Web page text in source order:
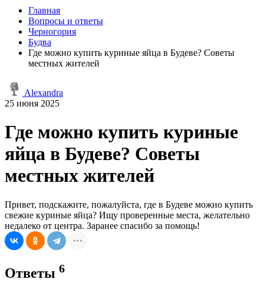
Главная
Вопросы и ответы
Черногория
Будва
Где можно купить куриные яйца в Будеве? Советы
местных жителей
Alexandra
25 июня 2025
Где можно купить куриные
яйца в Будеве? Советы
местных жителей
Привет, подскажите, пожалуйста, где в Будеве можно купить
свежие куриные яйца? Ищу проверенные места, желательно
недалеко от центра. Заранее спасибо за помощь!
Ответы 6